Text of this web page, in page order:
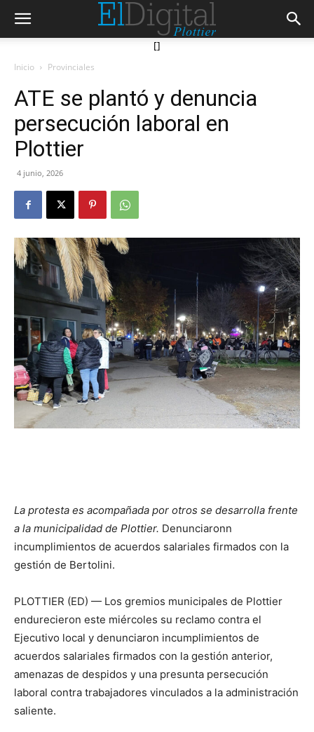
[]
Inicio Provinciales
ATE se plantó y denuncia
persecución laboral en
Plottier
4 junio, 2026
La protesta es acompañada por otros se desarrolla frente
a la municipalidad de Plottier. Denunciaronn
incumplimientos de acuerdos salariales firmados con la
gestión de Bertolini.
PLOTTIER (ED) — Los gremios municipales de Plottier
endurecieron este miércoles su reclamo contra el
Ejecutivo local y denunciaron incumplimientos de
acuerdos salariales firmados con la gestión anterior,
amenazas de despidos y una presunta persecución
laboral contra trabajadores vinculados a la administración
saliente.